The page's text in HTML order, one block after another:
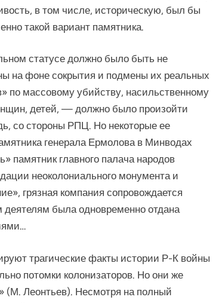
в том числе, историческую, был бы
такой вариант памятника.
статусе должно было быть не
на фоне сокрытия и подмены их реальных
по массовому убийству, насильственному
детей, — должно было произойти
со стороны РПЦ. Но некоторые ее
генерала Ермолова в Минводах
памятник главного палача народов
неоколониального монумента и
грязная компания сопровождается
была одновременно отдана
трагические факты истории Р-К войны
потомки колонизаторов. Но они же
(М. Леонтьев). Несмотря на полный